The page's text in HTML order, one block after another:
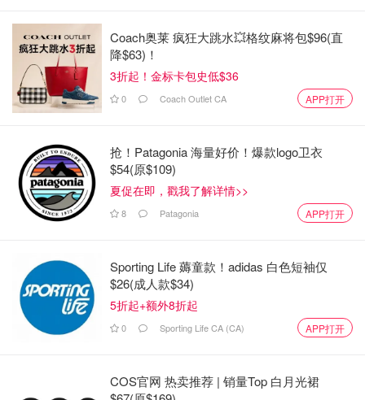
尼贾尔是在萨里的古德瓦拉停车场被两名蒙面枪手射杀的。
不列颠哥伦比亚省和锡克教社区领导人声称，印度政府与此
案有关。
明杀人动机。
凶杀案综合调查组称，这起谋杀案有三名嫌疑人：两名 "戴
着面罩的身材魁梧的男子"，有人看到他们徒步逃离现场，
还有一人在停在几个街区外的一辆逃逸车内等候。
"正在进行的积极调查 "的评论，但由于调查组仍在继续收集
证据，因此不会对具体细节发表评论。
蒂莫西-皮耶罗蒂（Timothy Pierotti）中士说："这仍然是凶
续与当地、省和国家警察机构及合作伙伴密切合作，以推进
这项调查。"
Coach奥莱 疯狂大跳水💥格纹麻将包$96(直
降$63)！
3折起！金标卡包史低$36
0 Coach Outlet CA APP打开
抢！Patagonia 海量好价！爆款logo卫衣
$54(原$109)
夏促在即，戳我了解详情>>
8 Patagonia APP打开
Sporting Life 薅童款！adidas 白色短袖仅
$26(成人款$34)
5折起+额外8折起
0 Sporting Life CA (CA) APP打开
COS官网 热卖推荐 | 销量Top 白月光裙